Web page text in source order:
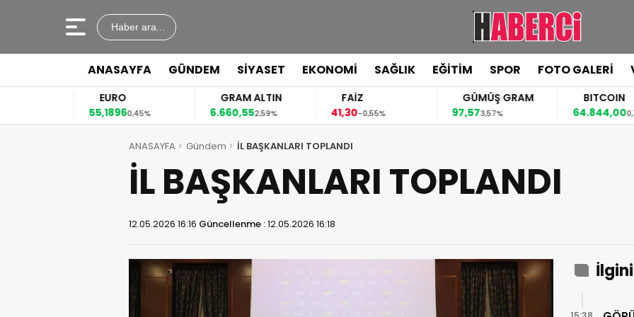
Haber ara...
ANASAYFA GÜNDEM SİYASET EKONOMİ SAĞLIK EĞİTİM SPOR FOTO GALERİ
EURO
55,18960,45%
GRAM ALTIN
6.660,552,59%
41,30-0,55%
GÜMÜŞ GRAM
97,573,57%
BITCOIN
64.844,000,70%
ANASAYFA Gündem İL BAŞKANLARI TOPLANDI
İL BAŞKANLARI TOPLANDI
12.05.2026 16:16 Güncellenme :12.05.2026 16:18